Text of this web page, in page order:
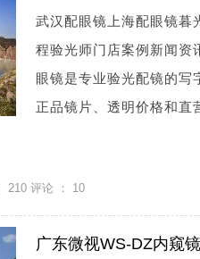
武汉配眼镜上海配眼镜暮
程验光师门店案例新闻
眼镜是专业验光配镜的写
正品镜片、透明价格和直
210 评论 ： 10
广东微视WS-DZ内窥